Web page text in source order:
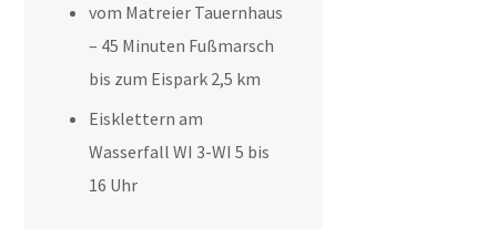
vom Matreier Tauernhaus
– 45 Minuten Fußmarsch
bis zum Eispark 2,5 km
Eisklettern am
Wasserfall WI 3-WI 5 bis
16 Uhr